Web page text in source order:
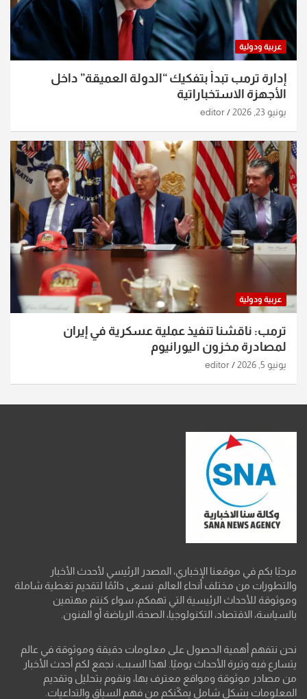
عربية ودولية
إدارة ترمب تبدأ بتفكيك “الدولة العميقة” داخل
الأجهزة الاستخباراتية
يونيو 23, 2026 editor
عربية ودولية
ترمب: ناقشنا تنفيذ عملية عسكرية في إيران
لمصادرة مخزون اليورانيوم
يونيو 5, 2026 editor
مرحبًا بكم في موقعنا الإخباري، المصدر الرئيسي لأحدث الأخبار
والتطورات من مختلف أنحاء العالم. نسعى دائمًا لتقديم تغطية شاملة
وموثوقة للأحداث الرئيسية التي تهمكم، سواء كنتم مهتمين
بالسياسة، الاقتصاد، التكنولوجيا، الصحة، الرياضة أو الفنون.
نحن نتفهم أهمية الحصول على معلومات دقيقة وموثوقة في عالم
يتسارع فيه وتيرة الأحداث يوميًا. لهذا السبب، نجمع لكم أحدث الأخبار
من مصادر موثوقة ومواقع معترف بها، ونقوم بتحليل وتقديم
المعلومات بشكل شامل يمكّنكم من فهم السياق والتداعيات.